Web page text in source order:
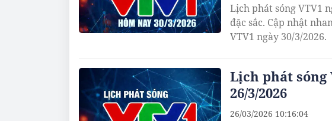
Lịch phát sóng VTV1
đặc sắc. Cập nhật
VTV1 ngày 30/3/2026.
Lịch phát sóng
26/3/2026
26/03/2026 10:16:04